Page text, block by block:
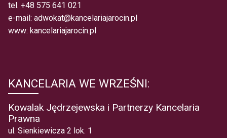
tel. +48 575 641 021
e-mail: adwokat@kancelariajarocin.pl
www: kancelariajarocin.pl
KANCELARIA WE WRZEŚNI:
Kowalak Jędrzejewska i Partnerzy Kancelaria
Prawna
ul. Sienkiewicza 2 lok. 1